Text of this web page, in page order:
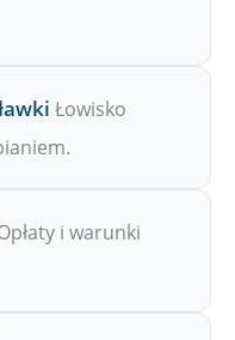
Łowisko
i warunki